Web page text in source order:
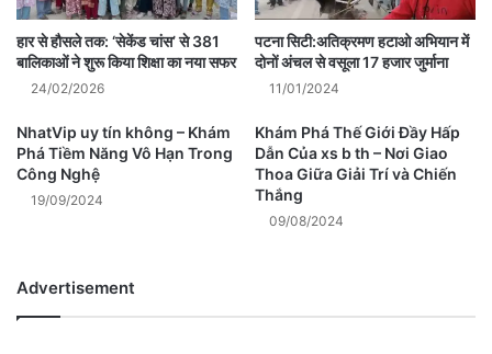
हार से हौसले तक: ‘सेकेंड चांस’ से 381
बालिकाओं ने शुरू किया शिक्षा का नया सफर
24/02/2026
पटना सिटी:अतिक्रमण हटाओ अभियान में
दोनों अंचल से वसूला 17 हजार जुर्माना
11/01/2024
NhatVip uy tín không – Khám
Phá Tiềm Năng Vô Hạn Trong
Công Nghệ
19/09/2024
Khám Phá Thế Giới Đầy Hấp
Dẫn Của xs b th – Nơi Giao
Thoa Giữa Giải Trí và Chiến
Thắng
09/08/2024
Advertisement